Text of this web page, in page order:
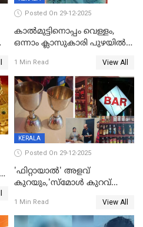
Posted On 29-12-2025
കാൽമുട്ടിനൊപ്പം വെള്ളം,
ഒന്നാം ക്ലാസുകാരി പുഴയിൽ
കുട്ടികൾക്കൊപ്പം
കളിക്കുന്നതിനിടെ
1 Min Read View All
KERALA
Posted On 29-12-2025
'ഫിറ്റായാൽ' അളവ്
കുറയും,'സ്‌മോൾ കുറവ്
പിഴ
1 Min Read View All